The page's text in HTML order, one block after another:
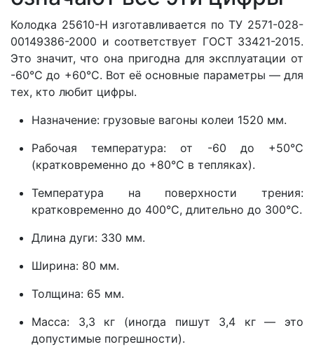
Колодка 25610-Н изготавливается по ТУ 2571-028-
00149386-2000 и соответствует ГОСТ 33421-2015.
Это значит, что она пригодна для эксплуатации от
-60°C до +60°C. Вот её основные параметры — для
тех, кто любит цифры.
Назначение: грузовые вагоны колеи 1520 мм.
Рабочая температура: от -60 до +50°C
(кратковременно до +80°C в тепляках).
Температура на поверхности трения:
кратковременно до 400°C, длительно до 300°C.
Длина дуги: 330 мм.
Ширина: 80 мм.
Толщина: 65 мм.
Масса: 3,3 кг (иногда пишут 3,4 кг — это
допустимые погрешности).